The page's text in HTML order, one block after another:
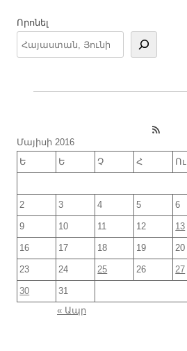
Որոնել
RSS Feed
Մայիսի 2016
Ե
Ե Չ Հ Ու
2 3 4 5 6
9 10 11 12 13
16 17 18 19 20
23 24 25 26 27
30
31
« Ապր